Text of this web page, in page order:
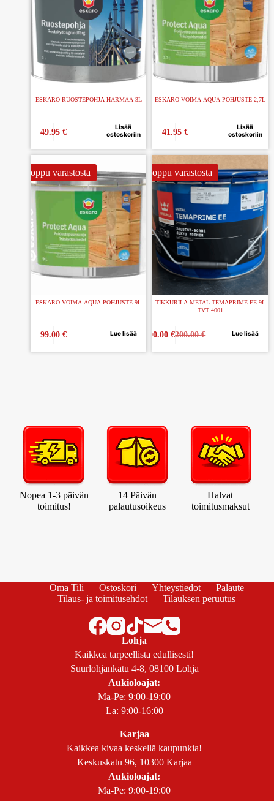
ESKARO RUOSTEPOHJA HARMAA 3L
49.95 €
Lisää
ostoskoriin
ESKARO VOIMA AQUA POHJUSTE 2,7L
41.95 €
Lisää
ostoskoriin
Loppu varastosta
ESKARO VOIMA AQUA POHJUSTE 9L
99.00 € Lue lisää
Loppu varastosta
TIKKURILA METAL TEMAPRIME EE 9L
TVT 4001
200.00€
100.00€ Lue lisää
Nopea 1-3 päivän
toimitus!
14 Päivän
palautusoikeus
Halvat
toimitusmaksut
Oma Tili Ostoskori Yhteystiedot
Palaute
Tilaus- ja toimitusehdot
Tilauksen peruutus
Lohja
Kaikkea tarpeellista edullisesti!
Suurlohjankatu 4-8, 08100 Lohja
Aukioloajat:
Ma-Pe: 9:00-19:00
La: 9:00-16:00
Karjaa
Kaikkea kivaa keskellä kaupunkia!
Keskuskatu 96, 10300 Karjaa
Aukioloajat:
Ma-Pe: 9:00-19:00